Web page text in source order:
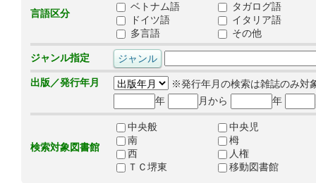
言語区分
ベトナム語
タガログ語
ドイツ語
イタリア語
多言語
その他
ジャンル指定
出版／発行年月
※発行年月の検索は雑誌のみ対
年
月から 年
検索対象図書館
中央般
中央児
南
栂
西
人権
ＴＣ堺東
移動図書館